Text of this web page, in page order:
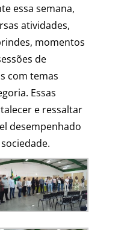
essa semana,
atividades,
momentos
de
com temas
Essas
e ressaltar
desempenhado